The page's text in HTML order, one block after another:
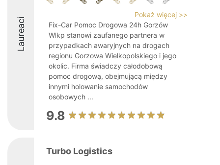
Laureaci
Pokaż więcej >>
Fix-Car Pomoc Drogowa 24h Gorzów
Wlkp stanowi zaufanego partnera w
przypadkach awaryjnych na drogach
regionu Gorzowa Wielkopolskiego i jego
okolic. Firma świadczy całodobową
pomoc drogową, obejmującą między
innymi holowanie samochodów
osobowych ...
9.8
Turbo Logistics